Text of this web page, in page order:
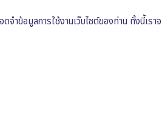
อมูลการใช้งานเว็บไซต์ของท่าน ทั้งนี้เราจ